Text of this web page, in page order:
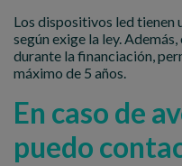
Los dispositivos led tienen
según exige la ley.
durante la financiación,
máximo de 5 años.
En caso de
puedo